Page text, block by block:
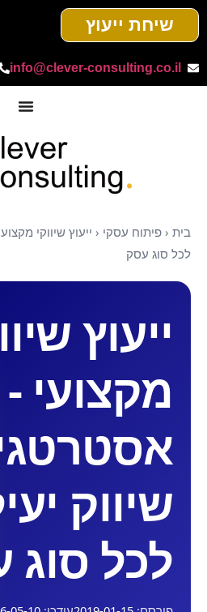
שיחת ייעוץ
info@clever-consulting.co.il
בית ‹ פיתוח עסקי ‹ ייעוץ שיווקי
לכל סוג עסק
ייעוץ
מקצועי -
שיווק
לכל סוג